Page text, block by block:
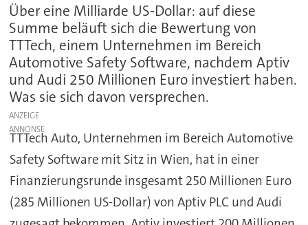
Über eine Milliarde US-Dollar: auf diese
Summe beläuft sich die Bewertung von
TTTech, einem Unternehmen im Bereich
Automotive Safety Software, nachdem Aptiv
und Audi 250 Millionen Euro investiert haben.
Was sie sich davon versprechen.
ANZEIGE
TTTech Auto, Unternehmen im Bereich Automotive
Safety Software mit Sitz in Wien, hat in einer
Finanzierungsrunde insgesamt 250 Millionen Euro
(285 Millionen US-Dollar) von Aptiv PLC und Audi